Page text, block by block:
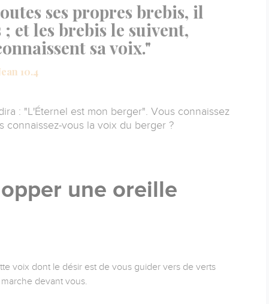
ses propres brebis, il
et les brebis le suivent,
sa voix."
10.4
: "L'Éternel est mon berger". Vous connaissez
connaissez-vous la voix du berger ?
une oreille
voix dont le désir est de vous guider vers de verts
devant vous.